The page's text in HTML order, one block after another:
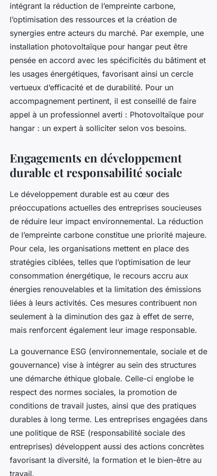
intégrant la réduction de l’empreinte carbone,
l’optimisation des ressources et la création de
synergies entre acteurs du marché. Par exemple, une
installation photovoltaïque pour hangar peut être
pensée en accord avec les spécificités du bâtiment et
les usages énergétiques, favorisant ainsi un cercle
vertueux d’efficacité et de durabilité. Pour un
accompagnement pertinent, il est conseillé de faire
appel à un professionnel averti : Photovoltaïque pour
hangar : un expert à solliciter selon vos besoins.
Engagements en développement
durable et responsabilité sociale
Le développement durable est au cœur des
préoccupations actuelles des entreprises soucieuses
de réduire leur impact environnemental. La réduction
de l’empreinte carbone constitue une priorité majeure.
Pour cela, les organisations mettent en place des
stratégies ciblées, telles que l’optimisation de leur
consommation énergétique, le recours accru aux
énergies renouvelables et la limitation des émissions
liées à leurs activités. Ces mesures contribuent non
seulement à la diminution des gaz à effet de serre,
mais renforcent également leur image responsable.
La gouvernance ESG (environnementale, sociale et de
gouvernance) vise à intégrer au sein des structures
une démarche éthique globale. Celle-ci englobe le
respect des normes sociales, la promotion de
conditions de travail justes, ainsi que des pratiques
durables à long terme. Les entreprises engagées dans
une politique de RSE (responsabilité sociale des
entreprises) développent aussi des actions concrètes
favorisant la diversité, la formation et le bien-être au
travail.